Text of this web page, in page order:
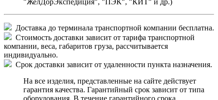
Доставка до терминала транспортной компании бесплатна.
Стоимость доставки зависит от тарифа транспортной
компании, веса, габаритов груза, рассчитывается
индивидуально.
Срок доставки зависит от удаленности пункта назначения.
На все изделия, представленные на сайте действует
гарантия качества. Гарантийный срок зависит от типа
оборудования. В течение гарантийного срока